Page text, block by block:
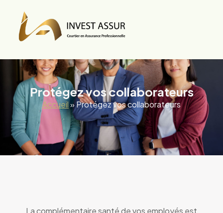
Protégez vos collaborateurs
Accueil»Protégez vos collaborateurs
La complémentaire santé de vos employés est